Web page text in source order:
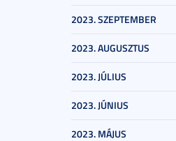
2023. SZEPTEMBER
2023. AUGUSZTUS
2023. JÚLIUS
2023. JÚNIUS
2023. MÁJUS